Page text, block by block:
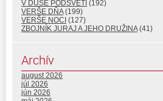
V DUŠE PODSVETÍ (192)
VERŠE DŇA(199)
VERŠE NOCI (127)
ZBOJNÍK JURAJ A JEHO DRUŽINA(41)
Archív
august 2026
júl 2026
jún 2026